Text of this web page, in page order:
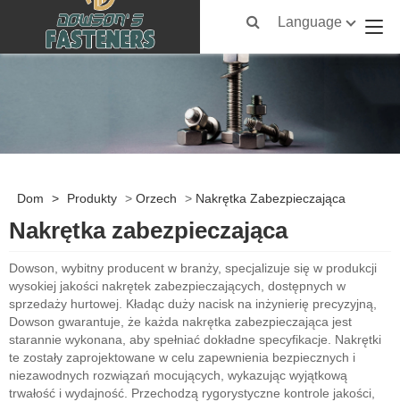
Language
Dom > Produkty > Orzech > Nakrętka Zabezpieczająca
Nakrętka zabezpieczająca
Dowson, wybitny producent w branży, specjalizuje się w produkcji
wysokiej jakości nakrętek zabezpieczających, dostępnych w
sprzedaży hurtowej. Kładąc duży nacisk na inżynierię precyzyjną,
Dowson gwarantuje, że każda nakrętka zabezpieczająca jest
starannie wykonana, aby spełniać dokładne specyfikacje. Nakrętki
te zostały zaprojektowane w celu zapewnienia bezpiecznych i
niezawodnych rozwiązań mocujących, wykazując wyjątkową
trwałość i wydajność. Przechodzą rygorystyczne kontrole jakości,